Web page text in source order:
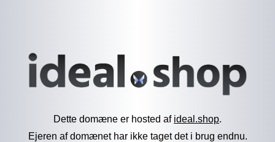
Dette domæne er hosted af ideal.shop.
Ejeren af domænet har ikke taget det i brug endnu.